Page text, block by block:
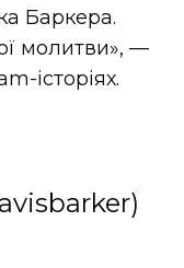
Баркера.
молитви», —
історіях.